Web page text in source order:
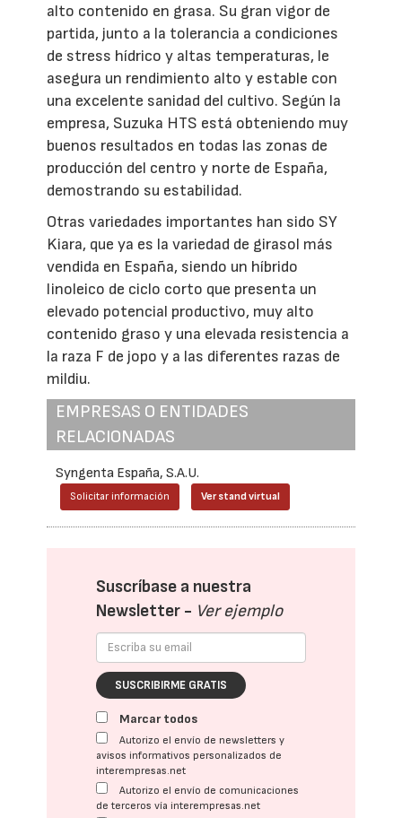
alto contenido en grasa. Su gran vigor de
partida, junto a la tolerancia a condiciones
de stress hídrico y altas temperaturas, le
asegura un rendimiento alto y estable con
una excelente sanidad del cultivo. Según la
empresa, Suzuka HTS está obteniendo muy
buenos resultados en todas las zonas de
producción del centro y norte de España,
demostrando su estabilidad.
Otras variedades importantes han sido SY
Kiara, que ya es la variedad de girasol más
vendida en España, siendo un híbrido
linoleico de ciclo corto que presenta un
elevado potencial productivo, muy alto
contenido graso y una elevada resistencia a
la raza F de jopo y a las diferentes razas de
mildiu.
EMPRESAS O ENTIDADES
RELACIONADAS
Syngenta España, S.A.U.
Solicitar información Ver stand virtual
Suscríbase a nuestra
Newsletter - Ver ejemplo
SUSCRIBIRME GRATIS
Marcar todos
Autorizo el envío de newsletters y
avisos informativos personalizados de
interempresas.net
Autorizo el envío de comunicaciones
de terceros vía interempresas.net